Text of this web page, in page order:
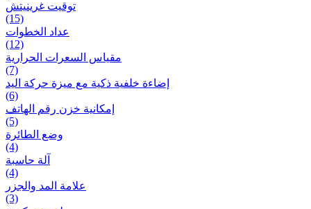
توقيت غرينيتش
(15)
عداد الخطوات
(12)
مقیاس السعرات الحرارية
(7)
إضاءة خلفية ذكية مع ميزة حرکة اليد
(6)
إمكانية خزن رقم الهاتف
(5)
وضع الطائرة
(4)
آلة حاسبة
(4)
علامة المد والجزر
(3)